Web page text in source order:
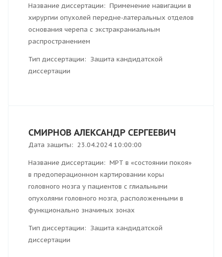
Название диссертации: Применение навигации в
хирургии опухолей передне-латеральных отделов
основания черепа с экстракраниальным
распространением
Тип диссертации: Защита кандидатской
диссертации
СМИРНОВ АЛЕКСАНДР СЕРГЕЕВИЧ
Дата защиты: 23.04.2024 10:00:00
Название диссертации: МРТ в «состоянии покоя»
в предоперационном картировании коры
головного мозга у пациентов с глиальными
опухолями головного мозга, расположенными в
функционально значимых зонах
Тип диссертации: Защита кандидатской
диссертации